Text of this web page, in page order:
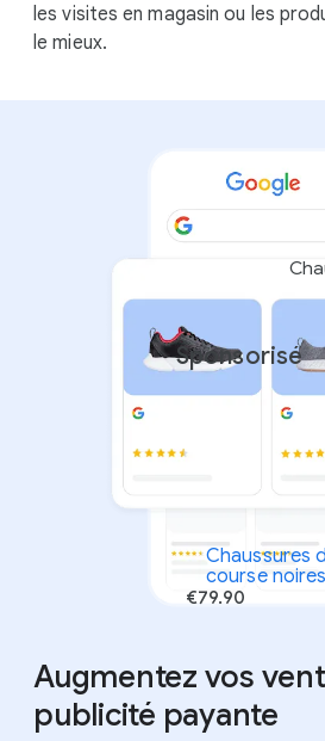
les visites en magasin ou les
le mieux.
Augmentez vos
publicité payante
Sponsorisé
Chaussures
course noires
€79.90
Par CSS 1